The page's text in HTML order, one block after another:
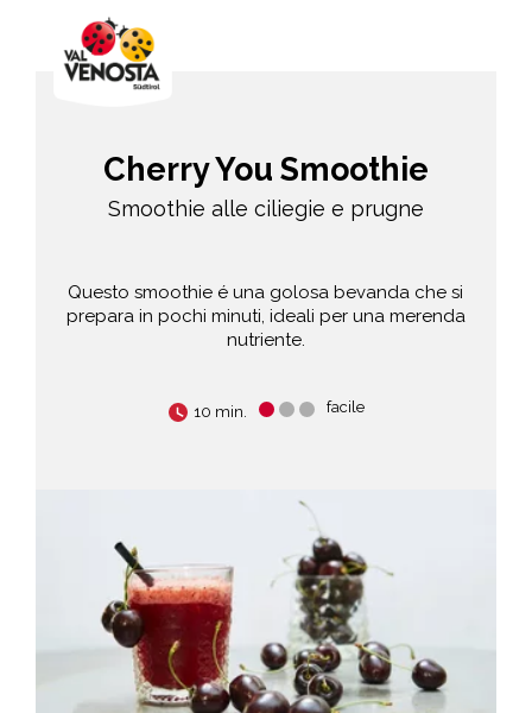
Cherry You Smoothie
Smoothie alle ciliegie e prugne
Questo smoothie é una golosa bevanda che si
prepara in pochi minuti, ideali per una merenda
nutriente.
10 min. facile